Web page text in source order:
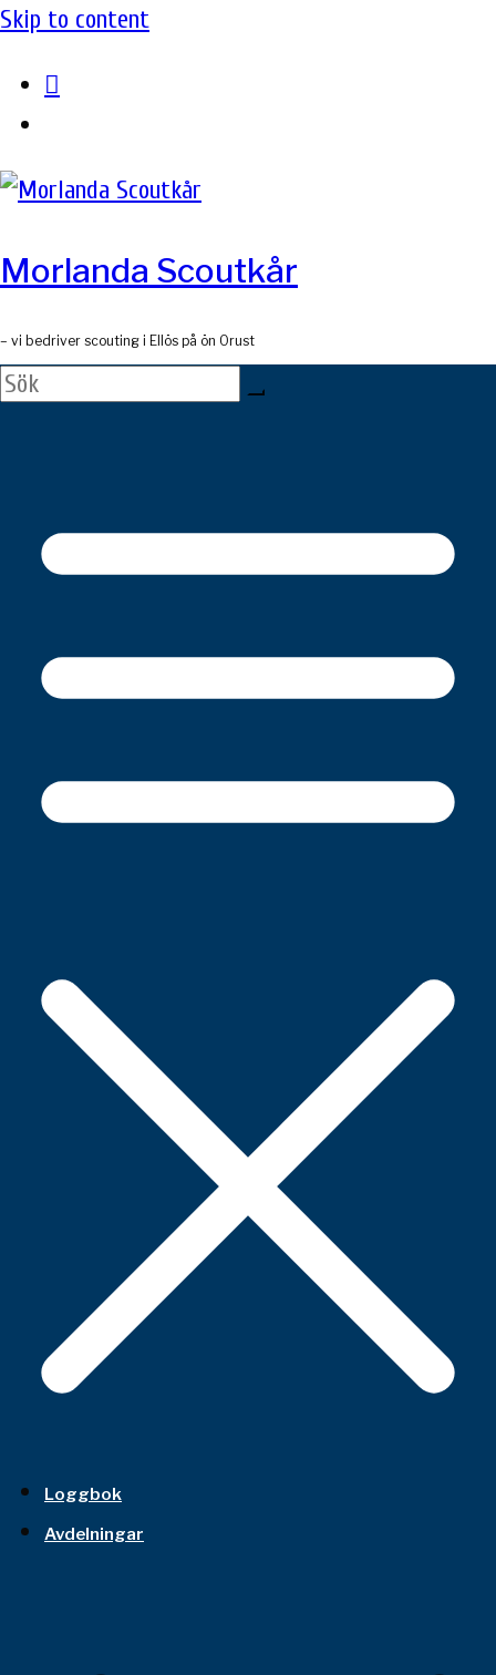
Skip to content
Morlanda Scoutkår
– vi bedriver scouting i Ellös på ön Orust
Loggbok
Avdelningar